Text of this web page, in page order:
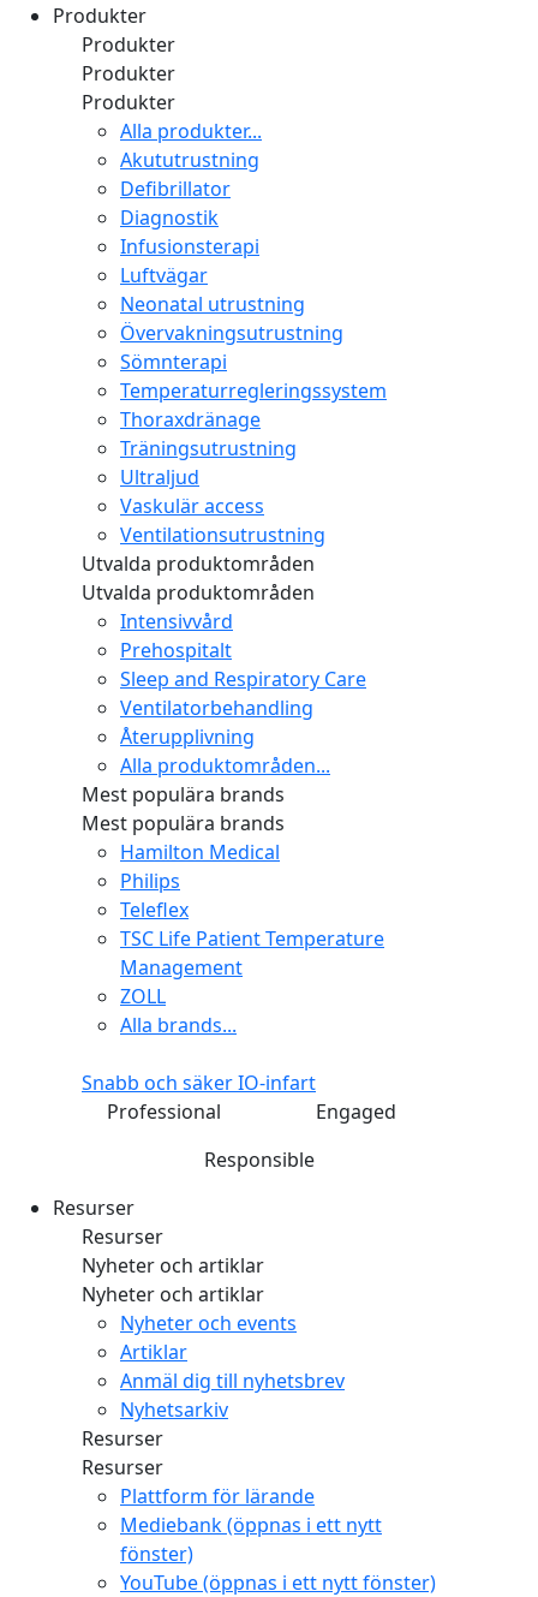
Produkter
Produkter
Produkter
Produkter
Alla produkter...
Akututrustning
Defibrillator
Diagnostik
Infusionsterapi
Luftvägar
Neonatal utrustning
Övervakningsutrustning
Sömnterapi
Temperaturregleringssystem
Thoraxdränage
Träningsutrustning
Ultraljud
Vaskulär access
Ventilationsutrustning
Utvalda produktområden
Utvalda produktområden
Intensivvård
Prehospitalt
Sleep and Respiratory Care
Ventilatorbehandling
Återupplivning
Alla produktområden...
Mest populära brands
Mest populära brands
Hamilton Medical
Philips
Teleflex
TSC Life Patient Temperature
Management
ZOLL
Alla brands...
Snabb och säker IO-infart
Professional
Engaged
Responsible
Resurser
Resurser
Nyheter och artiklar
Nyheter och artiklar
Nyheter och events
Artiklar
Anmäl dig till nyhetsbrev
Nyhetsarkiv
Resurser
Resurser
Plattform för lärande
Mediebank(öppnas i ett nytt
fönster)
YouTube(öppnas i ett nytt fönster)